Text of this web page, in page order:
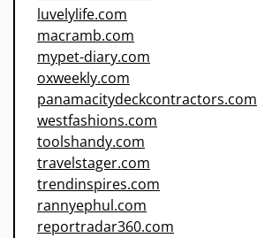
luvelylife.com
macramb.com
mypet-diary.com
oxweekly.com
panamacitydeckcontractors.com
westfashions.com
toolshandy.com
travelstager.com
trendinspires.com
rannyephul.com
reportradar360.com